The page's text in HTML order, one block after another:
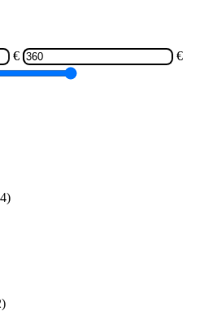
€
€
)
)